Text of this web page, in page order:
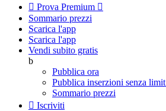
 Prova Premium 
Sommario prezzi
Scarica l'app
Scarica l'app
Vendi subito gratis
b
Pubblica ora
Pubblica inserzioni senza limit
Sommario prezzi
 Iscriviti